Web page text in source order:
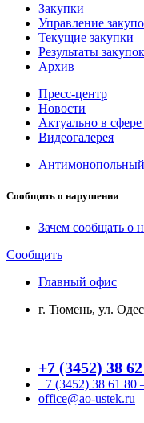
Закупки
Управление
Текущие закупки
Результаты закупок
Архив
Пресс-центр
Новости
Актуально в
Видеогалерея
Сообщить о нарушении
Зачем сообщать о
Сообщить
Главный офис
г. Тюмень, ул.
+7 (3452) 38
+7 (3452) 38 61 80
office@ao-ustek.ru